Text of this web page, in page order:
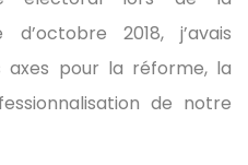
2018, j’avais
axes pour la réforme, la
de notre